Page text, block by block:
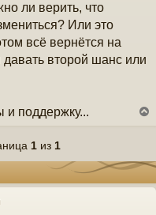
ли верить, что
Или это
всё вернётся на
давать второй шанс или
и поддержку...
у
ь
1 из 1